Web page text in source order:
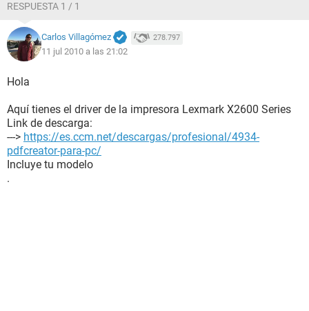
RESPUESTA 1 / 1
Carlos Villagómez 278.797
11 jul 2010 a las 21:02
Hola
Aquí tienes el driver de la impresora Lexmark X2600 Series
Link de descarga:
---> https://es.ccm.net/descargas/profesional/4934-
pdfcreator-para-pc/
Incluye tu modelo
.